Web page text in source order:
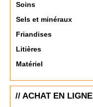
Soins
Sels et minéraux
Friandises
Litières
Matériel
// ACHAT EN LIGNE